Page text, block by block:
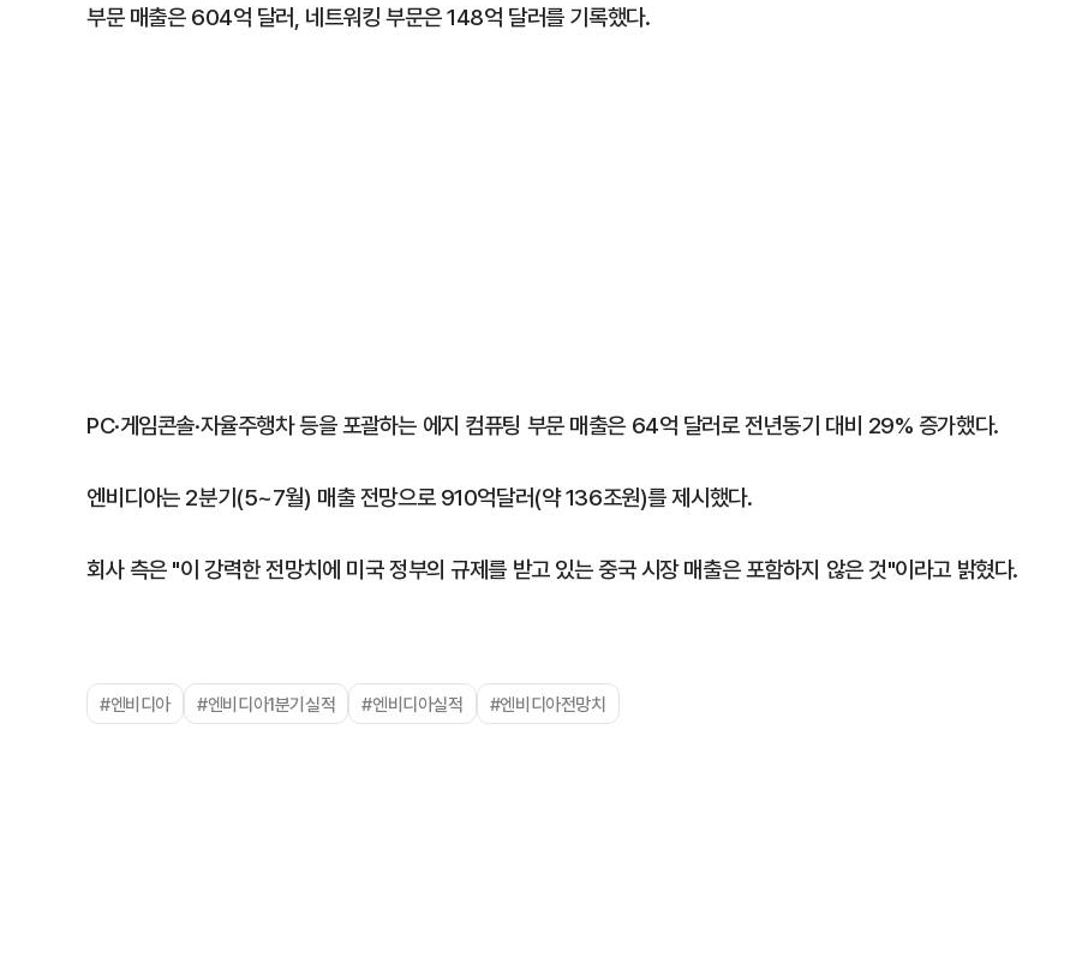
부문 매출은 604억 달러, 네트워킹 부문은 148억 달러를 기록했다.
PC·게임콘솔·자율주행차 등을 포괄하는 에지 컴퓨팅 부문 매출은 64억 달러로 전년동기 대비 29% 증가했다.
엔비디아는 2분기(5~7월) 매출 전망으로 910억달러(약 136조원)를 제시했다.
회사 측은 "이 강력한 전망치에 미국 정부의 규제를 받고 있는 중국 시장 매출은 포함하지 않은 것"이라고 밝혔다.
#엔비디아 #엔비디아1분기실적 #엔비디아실적 #엔비디아전망치